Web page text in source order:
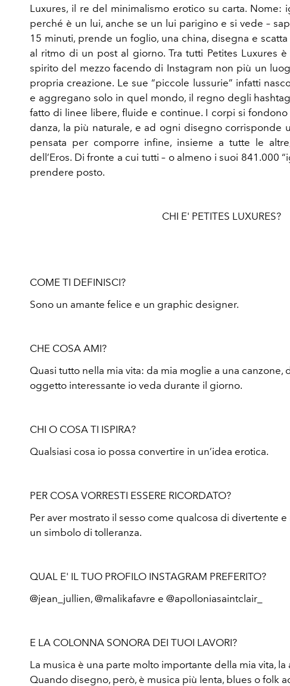
Luxures, il re del minimalismo erotico su carta. Nome:
perché è un lui, anche se un lui parigino e si vede –
15 minuti, prende un foglio, una china, disegna e
al ritmo di un post al giorno. Tra tutti Petites Luxures
spirito del mezzo facendo di Instagram non più un
propria creazione. Le sue “piccole lussurie” infatti
e aggregano solo in quel mondo, il regno degli
fatto di linee libere, fluide e continue. I corpi si fondono
danza, la più naturale, e ad ogni disegno corrisponde
pensata per comporre infine, insieme a tutte le
dell’Eros. Di fronte a cui tutti – o almeno i suoi 841.000
prendere posto.
CHI E' PETITES LUXURES?
COME TI DEFINISCI?
Sono un amante felice e un graphic designer.
CHE COSA AMI?
Quasi tutto nella mia vita: da mia moglie a una canzone,
oggetto interessante io veda durante il giorno.
CHI O COSA TI ISPIRA?
Qualsiasi cosa io possa convertire in un’idea erotica.
PER COSA VORRESTI ESSERE RICORDATO?
Per aver mostrato il sesso come qualcosa di divertente
un simbolo di tolleranza.
QUAL E' IL TUO PROFILO INSTAGRAM PREFERITO?
@jean_jullien, @malikafavre e @apolloniasaintclair_
E LA COLONNA SONORA DEI TUOI LAVORI?
La musica è una parte molto importante della mia vita,
Quando disegno, però, è musica più lenta, blues o folk